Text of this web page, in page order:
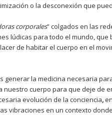
o la desconexión que
corporales” colgados en las
lúdicas para todo el mundo,
de habitar el cuerpo en el
generar la medicina necesaria
nuestro cuerpo para que deje de
evolución de la conciencia,
vibraciones en un contexto